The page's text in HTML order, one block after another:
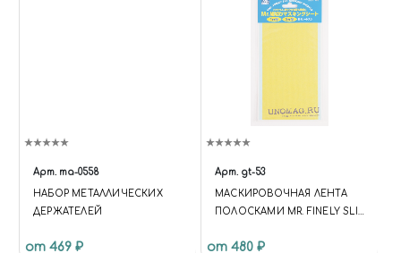
Арт. ma-0558
НАБОР МЕТАЛЛИЧЕСКИХ
ДЕРЖАТЕЛЕЙ
от 469 ₽
Арт. gt-53
МАСКИРОВОЧНАЯ ЛЕНТА
ПОЛОСКАМИ MR. FINELY SLIT
от 480 ₽